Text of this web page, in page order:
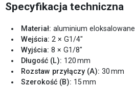
Specyfikacja techniczna
Materiał: aluminium eloksalowane
Wejścia: 2 × G1/4″
Wyjścia: 8 × G1/8″
Długość (L): 120 mm
Rozstaw przyłączy (A): 30 mm
Szerokość (B): 15 mm